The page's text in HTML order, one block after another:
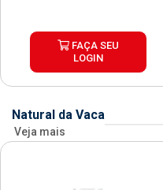
FAÇA SEU
LOGIN
Natural da Vaca
Veja mais